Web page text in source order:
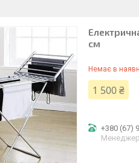
см
Немає в
1 500 ₴
+380 (67)
Менеджер